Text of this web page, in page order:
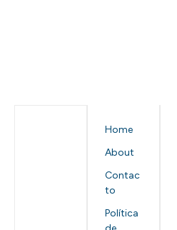
Home
About
Contac
to
Política